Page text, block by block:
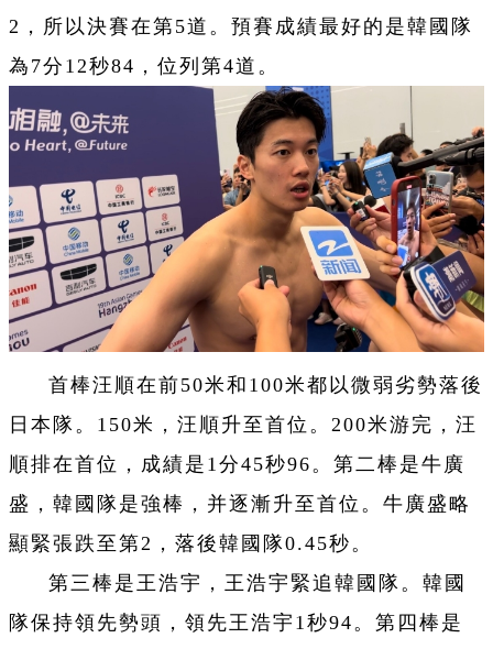
2，所以決賽在第5道。預賽成績最好的是韓國隊
為7分12秒84，位列第4道。
首棒汪順在前50米和100米都以微弱劣勢落後
日本隊。150米，汪順升至首位。200米游完，汪
順排在首位，成績是1分45秒96。第二棒是牛廣
盛，韓國隊是強棒，并逐漸升至首位。牛廣盛略
顯緊張跌至第2，落後韓國隊0.45秒。
第三棒是王浩宇，王浩宇緊追韓國隊。韓國
隊保持領先勢頭，領先王浩宇1秒94。第四棒是